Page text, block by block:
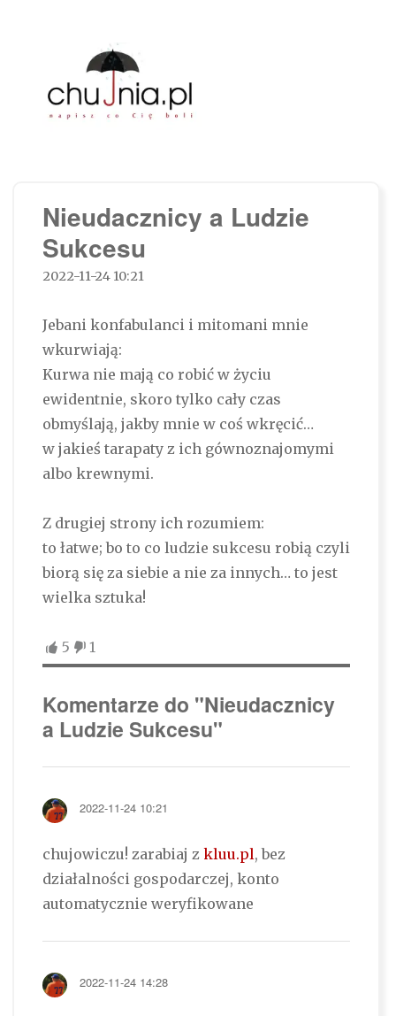
Nieudacznicy a Ludzie
Sukcesu
2022-11-24 10:21
Jebani konfabulanci i mitomani mnie
wkurwiają:
Kurwa nie mają co robić w życiu
ewidentnie, skoro tylko cały czas
obmyślają, jakby mnie w coś wkręcić…
w jakieś tarapaty z ich gównoznajomymi
albo krewnymi.
Z drugiej strony ich rozumiem:
to łatwe; bo to co ludzie sukcesu robią czyli
biorą się za siebie a nie za innych… to jest
wielka sztuka!
5 1
Komentarze do "Nieudacznicy
a Ludzie Sukcesu"
2022-11-24 10:21
chujowiczu! zarabiaj z kluu.pl, bez
działalności gospodarczej, konto
automatycznie weryfikowane
2022-11-24 14:28